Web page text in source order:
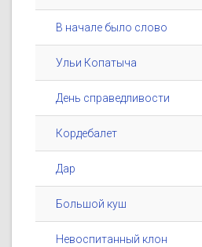
В начале было слово
Ульи Копатыча
День справедливости
Кордебалет
Дар
Большой куш
Невоспитанный клон